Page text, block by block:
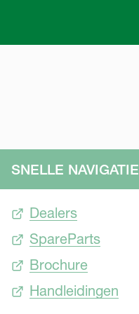
SNELLE NAVIGATIE
Dealers
SpareParts
Brochure
Handleidingen